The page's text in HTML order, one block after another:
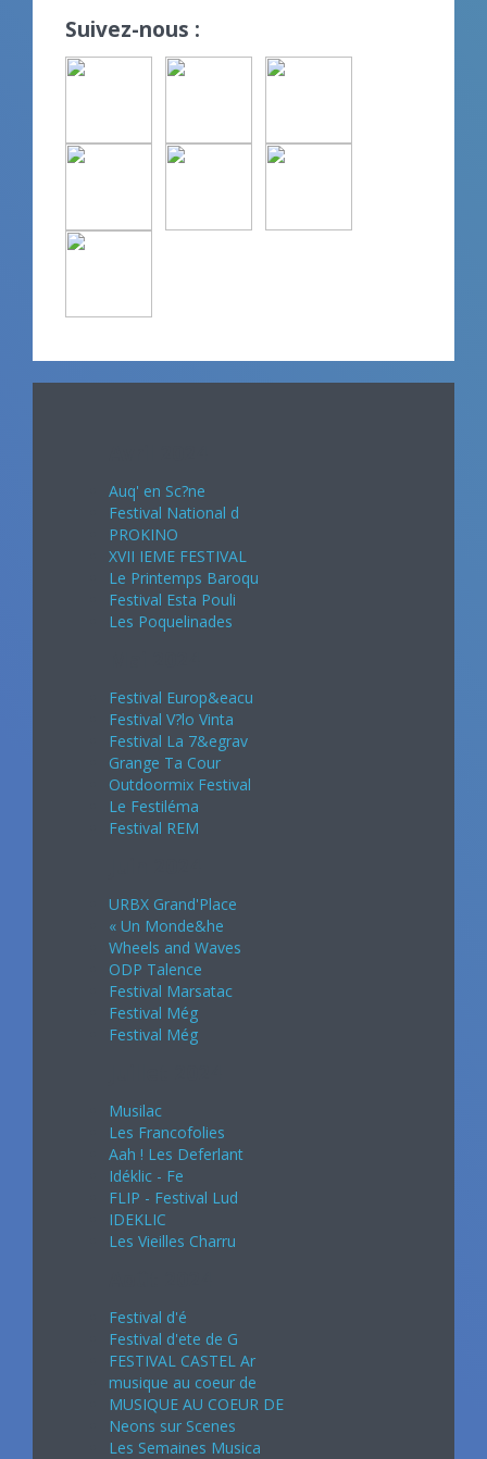
Suivez-nous :
Auq' en Sc?ne
Festival National d
PROKINO
XVII IEME FESTIVAL
Le Printemps Baroqu
Festival Esta Pouli
Les Poquelinades
Festival Europ&eacu
Festival V?lo Vinta
Festival La 7&egrav
Grange Ta Cour
Outdoormix Festival
Le Festiléma
Festival REM
URBX Grand'Place
« Un Monde&he
Wheels and Waves
ODP Talence
Festival Marsatac
Festival Még
Festival Még
Musilac
Les Francofolies
Aah ! Les Deferlant
Idéklic - Fe
FLIP - Festival Lud
IDEKLIC
Les Vieilles Charru
Festival d'é
Festival d'ete de G
FESTIVAL CASTEL Ar
musique au coeur de
MUSIQUE AU COEUR DE
Neons sur Scenes
Les Semaines Musica